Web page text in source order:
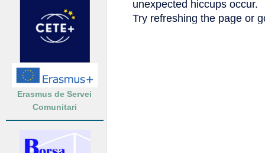
Erasmus de Servei
Comunitari